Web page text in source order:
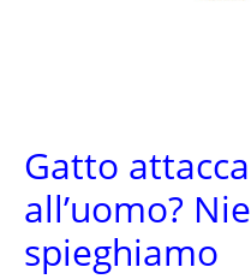
Gatto
all’uomo?
spieghiamo